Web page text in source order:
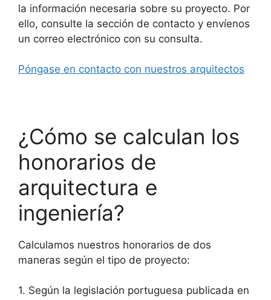
la información necesaria sobre su proyecto. Por
ello, consulte la sección de contacto y envíenos
un correo electrónico con su consulta.
Póngase en contacto con nuestros arquitectos
¿Cómo se calculan los
honorarios de
arquitectura e
ingeniería?
Calculamos nuestros honorarios de dos
maneras según el tipo de proyecto:
1. Según la legislación portuguesa publicada en